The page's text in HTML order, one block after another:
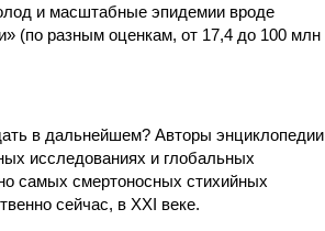
и масштабные эпидемии вроде
(по разным оценкам, от 17,4 до 100 млн
в дальнейшем? Авторы энциклопедии
исследованиях и глобальных
самых смертоносных стихийных
сейчас, в XXI веке.